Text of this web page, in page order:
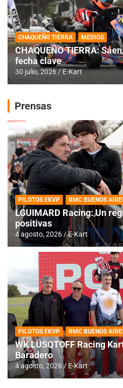
CHAQUEÑO TIERRA MEDIOS
CHAQUEÑO TIERRA:
fecha clave
30 julio, 2026 E-Kart
Prensas
PILOTOS EKVP RMC BUENOS
LGUIMARD Racing: Un
positivas
4 agosto, 2026 E-Kart
PILOTOS EKVP RMC BUENOS
WK LÜSQTOFF Racing
Baradero
4 agosto, 2026 E-Kart